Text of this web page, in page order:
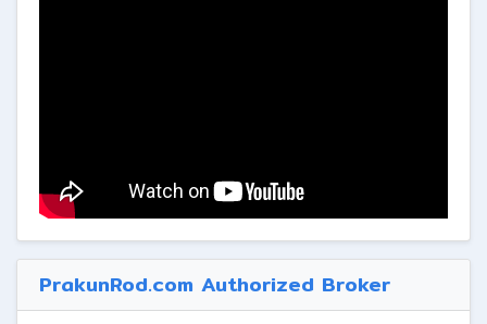
PrakunRod.com Authorized Broker